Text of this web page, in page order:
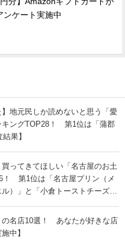
ンケート実施中
】地元民しか読めないと思う「愛
キングTOP28！ 第1位は「蒲郡
果】
買ってきてほしい「名古屋のお土
！ 第1位は「名古屋プリン（メ
）」と「小倉トーストチーズケ
の名店10選！ あなたが好きな店
中】